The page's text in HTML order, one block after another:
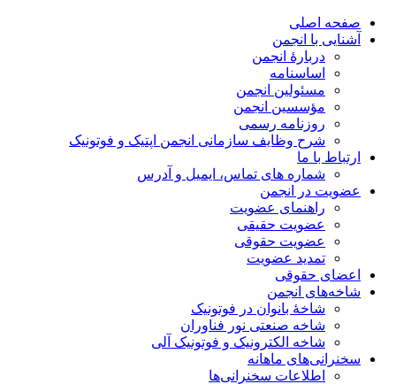
صفحه اصلی
آشنایی با انجمن
دربارۀ انجمن
اساسنامه
مسئولین انجمن
مؤسسین انجمن
روزنامه رسمی
شرح وظایف سازمانی انجمن اپتیک و فوتونیک
ارتباط با ما
شماره های تماس، ایمیل و آدرس
عضویت در انجمن
راهنمای عضویت
عضویت حقیقی
عضویت حقوقی
تمدید عضویت
اعضای حقوقی
شاخه‌های انجمن
شاخۀ بانوان در فوتونیک
شاخه صنعتی نور فناوران
شاخه‌ الکترونیک و فوتونیک آلی
سخنرانی‌های ماهانه
اطلاعات سخنرانی‌‌ها